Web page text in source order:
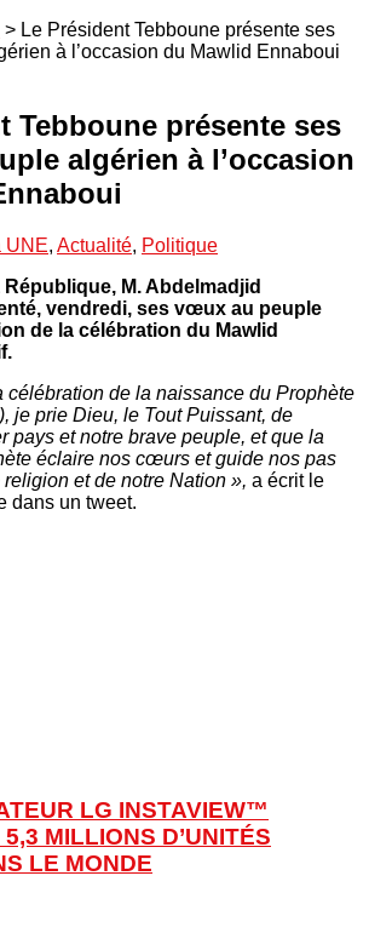
> Le Président Tebboune présente ses
à l’occasion du Mawlid Ennaboui
Tebboune présente ses
algérien à l’occasion
UNE, Actualité, Politique
M. Abdelmadjid
vendredi, ses vœux au peuple
de la célébration du Mawlid
célébration de la naissance du Prophète
je prie Dieu, le Tout Puissant, de
pays et notre brave peuple, et que la
éclaire nos cœurs et guide nos pas
et de notre Nation », a écrit le
dans un tweet.
LG INSTAVIEW™
MILLIONS D’UNITÉS
LE MONDE